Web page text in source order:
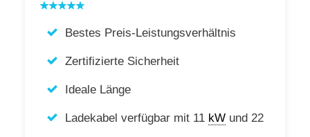
Bestes Preis-Leistungsverhältnis
Zertifizierte Sicherheit
Ideale Länge
Ladekabel verfügbar mit 11 kW und 22